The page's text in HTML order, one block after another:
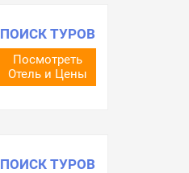
ПОИСК ТУРОВ
Посмотреть
Отель и Цены
ПОИСК ТУРОВ